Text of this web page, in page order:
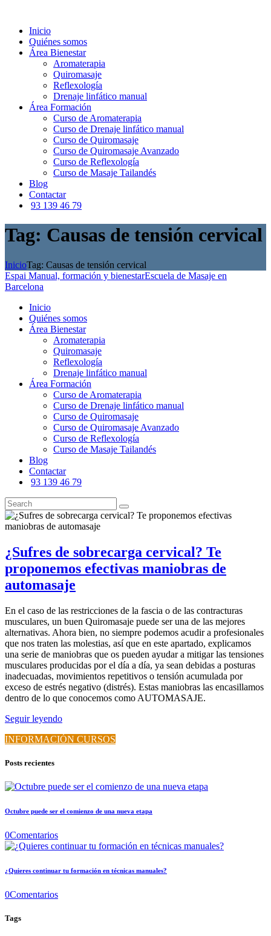
Inicio
Quiénes somos
Área Bienestar
Aromaterapia
Quiromasaje
Reflexología
Drenaje linfático manual
Área Formación
Curso de Aromaterapia
Curso de Drenaje linfático manual
Curso de Quiromasaje
Curso de Quiromasaje Avanzado
Curso de Reflexología
Curso de Masaje Tailandés
Blog
Contactar
93 139 46 79
Tag: Causas de tensión cervical
InicioTag: Causas de tensión cervical
Espai Manual, formación y bienestarEscuela de Masaje en
Barcelona
Inicio
Quiénes somos
Área Bienestar
Aromaterapia
Quiromasaje
Reflexología
Drenaje linfático manual
Área Formación
Curso de Aromaterapia
Curso de Drenaje linfático manual
Curso de Quiromasaje
Curso de Quiromasaje Avanzado
Curso de Reflexología
Curso de Masaje Tailandés
Blog
Contactar
93 139 46 79
¿Sufres de sobrecarga cervical? Te
proponemos efectivas maniobras de
automasaje
En el caso de las restricciones de la fascia o de las contracturas
musculares, un buen Quiromasaje puede ser una de las mejores
alternativas. Ahora bien, no siempre podemos acudir a profesionales
que nos traten las molestias, así que en este apartado, explicamos
una serie de maniobras que os pueden ayudar a mitigar las tensiones
musculares producidas por el día a día, ya sean debidas a posturas
inadecuadas, movimientos repetitivos o tensión acumulada por
exceso de estrés negativo (distrés). Estas maniobras las encasillamos
dentro de lo que conocemos como AUTOMASAJE.
Seguir leyendo
INFORMACIÓN CURSOS
Posts recientes
Octubre puede ser el comienzo de una nueva etapa
0Comentarios
¿Quieres continuar tu formación en técnicas manuales?
0Comentarios
Tags